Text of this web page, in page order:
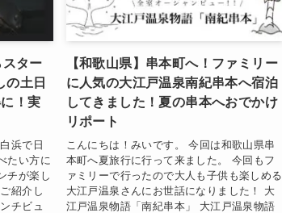
スター
の土日
！実
浜で日
たい方に
チが楽し
紹介し
チビュ
【和歌山県】串本町へ！ファミリー
に人気の大江戸温泉南紀串本へ宿泊
してきました！夏の串本へおでかけ
リポート
こんにちは！みいです。 今回は和歌山県串
本町へ夏旅行に行って来ました。 今回もフ
ァミリーで行ったので大人も子供も楽しめる
大江戸温泉さんにお世話になりました！ 大
江戸温泉物語「南紀串本」 大江戸温泉物語